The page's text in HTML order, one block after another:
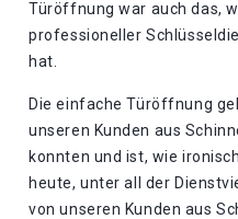
Türöffnung war auch das,
professioneller
hat.
Die einfache Türöffnung
unseren Kunden aus
konnten und ist, wie
heute, unter all der
von unseren Kunden aus